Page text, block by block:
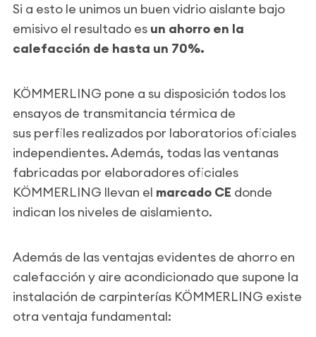
Si a esto le unimos un buen vidrio aislante bajo
emisivo el resultado esun ahorro en la
calefacción de hasta un 70%.
KÖMMERLING pone a su disposición todos los
ensayos de transmitancia térmica de
sus perfiles realizados por laboratorios oficiales
independientes. Además, todas las ventanas
fabricadas por elaboradores oficiales
KÖMMERLING llevan el marcado CE donde
indican los niveles de aislamiento.
Además de las ventajas evidentes de ahorro en
calefacción y aire acondicionado que supone la
instalación de carpinterías KÖMMERLING existe
otra ventaja fundamental: